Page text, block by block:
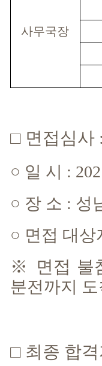
사무국장
□ 면접심사
○ 일 시 :
○ 장 소 : 성
○ 면접 대
※
면접 불
분전까지
□ 최종 합